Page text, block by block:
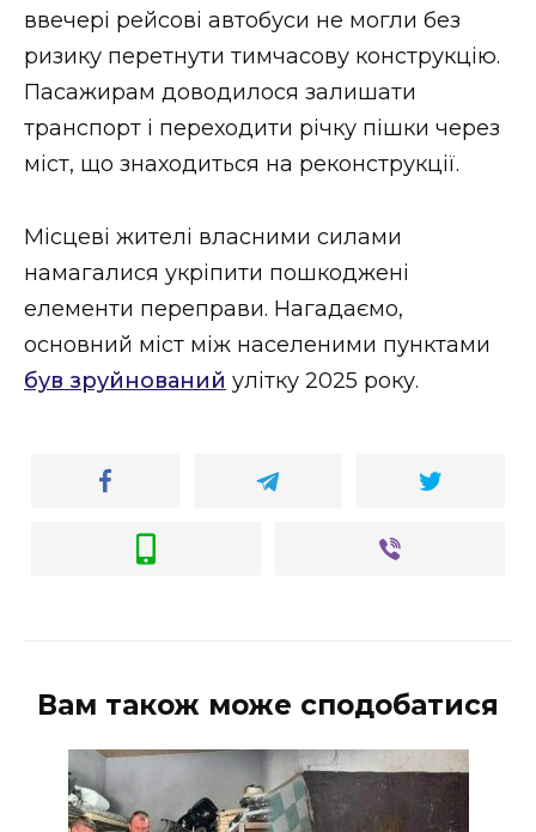
ВІДЕО
ввечері рейсові автобуси не могли без
ризику перетнути тимчасову конструкцію.
Пасажирам доводилося залишати
транспорт і переходити річку пішки через
міст, що знаходиться на реконструкції.
Місцеві жителі власними силами
намагалися укріпити пошкоджені
елементи переправи. Нагадаємо,
основний міст між населеними пунктами
був зруйнований улітку 2025 року.
Вам також може сподобатися